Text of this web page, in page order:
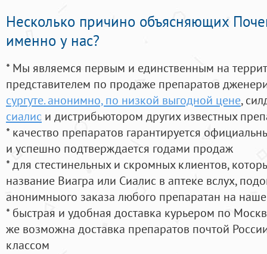
Несколько причино объясняющих
именно у нас?
* Мы являемся первым и единственным на
представителем по продаже препаратов
сургуте. анонимно, по низкой выгодной цене,
сиалис и дистрибьютором других известных
* качество препаратов гарантируется
и успешно подтверждается годами продаж
* для стестинельных и скромных клиентов,
название Виагра или Сиалис в аптеке вслух,
анонимныого заказа любого препаратан на
* быстрая и удобная доставка курьером по
же возможна доставка препаратов почтой
классом